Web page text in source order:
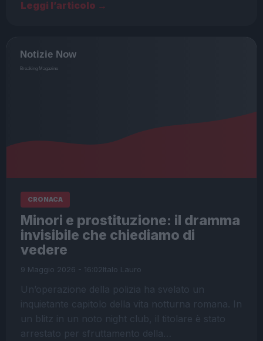
Leggi l’articolo →
CRONACA
Minori e prostituzione: il dramma
invisibile che chiediamo di
vedere
9 Maggio 2026 - 16:02Italo Lauro
Un’operazione della polizia ha svelato un
inquietante capitolo della vita notturna romana. In
un blitz in un noto night club, il titolare è stato
arrestato per sfruttamento della…